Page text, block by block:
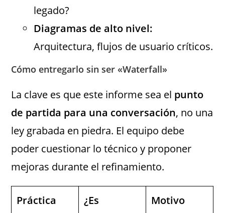
legado?
Diagramas de alto nivel:
Arquitectura, flujos de usuario críticos.
Cómo entregarlo sin ser «Waterfall»
La clave es que este informe sea el punto
de partida para una conversación, no una
ley grabada en piedra. El equipo debe
poder cuestionar lo técnico y proponer
mejoras durante el refinamiento.
Práctica
¿Es
Motivo